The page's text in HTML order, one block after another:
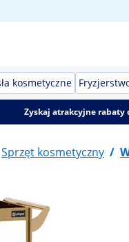
kosmetyczne
Zyskaj atrakcyjne rabaty
Sprzęt kosmetyczny /